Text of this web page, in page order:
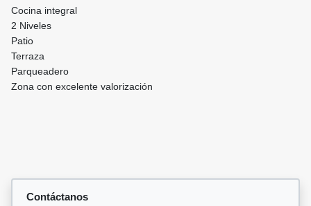
Cocina integral
2 Niveles
Patio
Terraza
Parqueadero
Zona con excelente valorización
Contáctanos